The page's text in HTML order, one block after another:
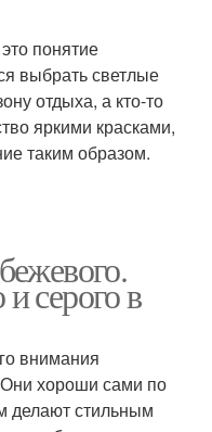
понятие
выбрать светлые
отдыха, а кто-то
яркими красками,
таким образом.
серого в
внимания
хороши сами по
делают стильным